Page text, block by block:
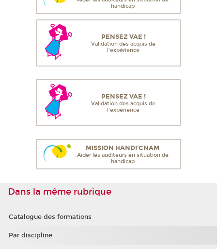
handicap
PENSEZ VAE !
Validation des acquis de
l'expérience
PENSEZ VAE !
Validation des acquis de
l'expérience
MISSION HANDI'CNAM
Aider les auditeurs en situation de
handicap
Dans la même rubrique
Catalogue des formations
Par discipline